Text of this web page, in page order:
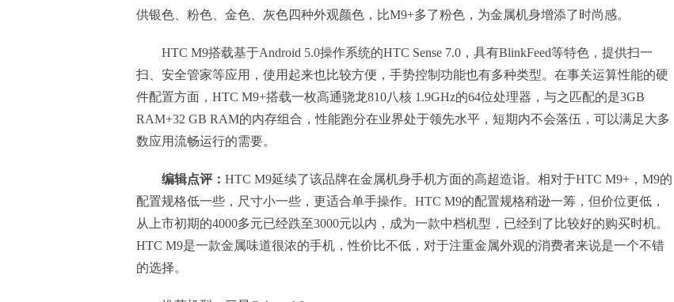
供银色、粉色、金色、灰色四种外观颜色，比M9+多了粉色，为金属机身增添了时尚感。
HTC M9搭载基于Android 5.0操作系统的HTC Sense 7.0，具有BlinkFeed等特色，提供扫一
扫、安全管家等应用，使用起来也比较方便，手势控制功能也有多种类型。在事关运算性能的硬
件配置方面，HTC M9+搭载一枚高通骁龙810八核 1.9GHz的64位处理器，与之匹配的是3GB
RAM+32 GB RAM的内存组合，性能跑分在业界处于领先水平，短期内不会落伍，可以满足大多
数应用流畅运行的需要。
编辑点评： HTC M9延续了该品牌在金属机身手机方面的高超造诣。相对于HTC M9+，M9的
配置规格低一些，尺寸小一些，更适合单手操作。HTC M9的配置规格稍逊一筹，但价位更低，
从上市初期的4000多元已经跌至3000元以内，成为一款中档机型，已经到了比较好的购买时机。
HTC M9是一款金属味道很浓的手机，性价比不低，对于注重金属外观的消费者来说是一个不错
的选择。